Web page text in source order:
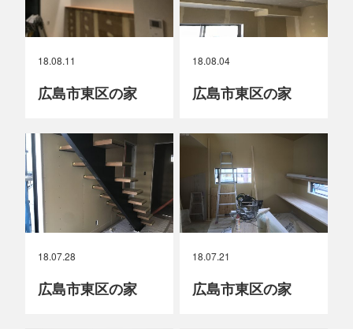
18.08.11
広島市東区の家
18.08.04
広島市東区の家
18.07.28
広島市東区の家
18.07.21
広島市東区の家